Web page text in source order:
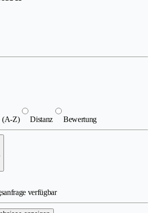
(A-Z) Distanz Bewertung
verfügbar